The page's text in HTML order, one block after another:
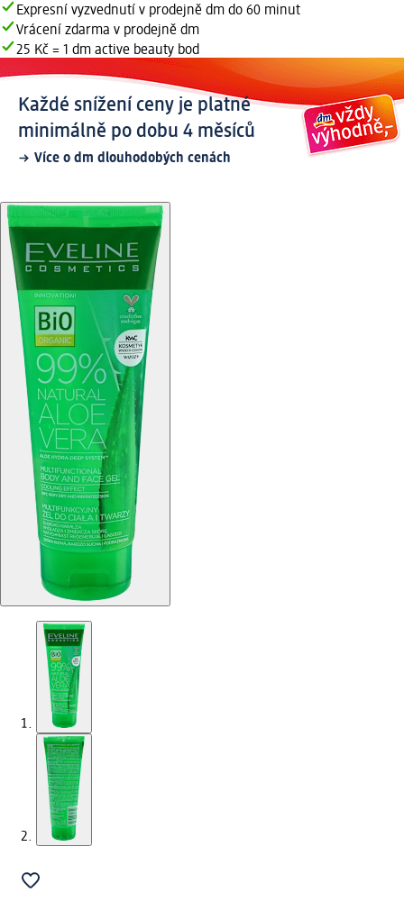
Expresní vyzvednutí v prodejně dm do 60 minut
Vrácení zdarma v prodejně dm
25 Kč = 1 dm active beauty bod
Každé snížení ceny je platné
minimálně po dobu 4 měsíců
Více o dm dlouhodobých cenách